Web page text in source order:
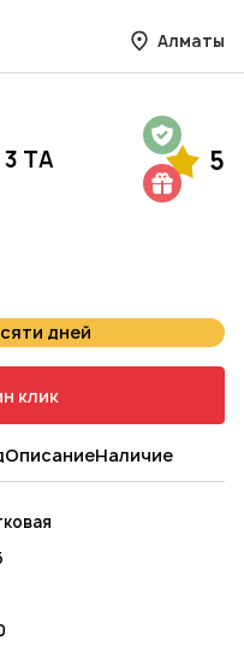
Алматы
TA 5
дней
клик
ОписаниеНаличие